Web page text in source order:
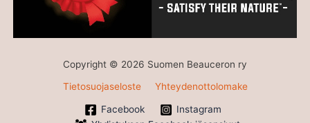
Copyright © 2026 Suomen Beauceron ry
Tietosuojaseloste
Yhteydenottolomake
Facebook
Instagram